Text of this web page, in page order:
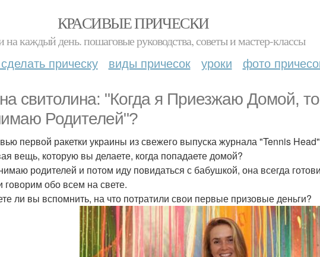
КРАСИВЫЕ ПРИЧЕСКИ
на каждый день. пошаговые руководства, советы и мастер-классы
прическу виды причесок уроки фото
свитолина: "Когда я Приезжаю Домой,
Родителей"?
первой ракетки украины из свежего выпуска журнала "Tennis
вещь, которую вы делаете, когда попадаете домой?
родителей и потом иду повидаться с бабушкой, она всегда
говорим обо всем на свете.
ли вы вспомнить, на что потратили свои первые призовые деньги?